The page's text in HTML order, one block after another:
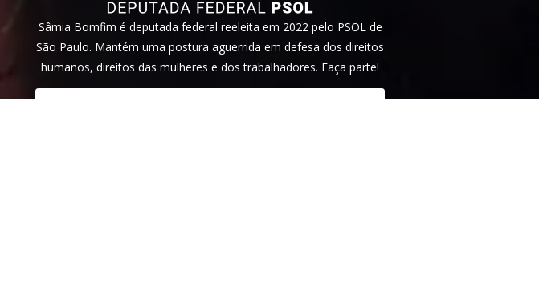
Sâmia Bomfim é deputada federal reeleita em 2022 pelo PSOL de
São Paulo. Mantém uma postura aguerrida em defesa dos direitos
humanos, direitos das mulheres e dos trabalhadores. Faça parte!